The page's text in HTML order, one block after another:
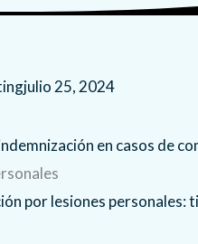
julio 25, 2024
por lesiones personales: